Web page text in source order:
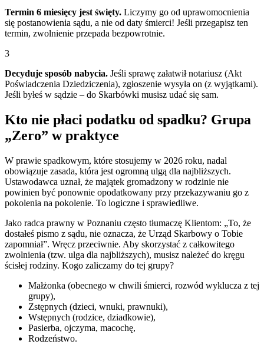
Termin 6 miesięcy jest święty. Liczymy go od uprawomocnienia
się postanowienia sądu, a nie od daty śmierci! Jeśli przegapisz ten
termin, zwolnienie przepada bezpowrotnie.
3
Decyduje sposób nabycia. Jeśli sprawę załatwił notariusz (Akt
Poświadczenia Dziedziczenia), zgłoszenie wysyła on (z wyjątkami).
Jeśli byłeś w sądzie – do Skarbówki musisz udać się sam.
Kto nie płaci podatku od spadku? Grupa
„Zero” w praktyce
W prawie spadkowym, które stosujemy w 2026 roku, nadal
obowiązuje zasada, która jest ogromną ulgą dla najbliższych.
Ustawodawca uznał, że majątek gromadzony w rodzinie nie
powinien być ponownie opodatkowany przy przekazywaniu go z
pokolenia na pokolenie. To logiczne i sprawiedliwe.
Jako radca prawny w Poznaniu często tłumaczę Klientom: „To, że
dostałeś pismo z sądu, nie oznacza, że Urząd Skarbowy o Tobie
zapomniał”. Wręcz przeciwnie. Aby skorzystać z całkowitego
zwolnienia (tzw. ulga dla najbliższych), musisz należeć do kręgu
ścisłej rodziny. Kogo zaliczamy do tej grupy?
Małżonka (obecnego w chwili śmierci, rozwód wyklucza z tej
grupy),
Zstępnych (dzieci, wnuki, prawnuki),
Wstępnych (rodzice, dziadkowie),
Pasierba, ojczyma, macochę,
Rodzeństwo.